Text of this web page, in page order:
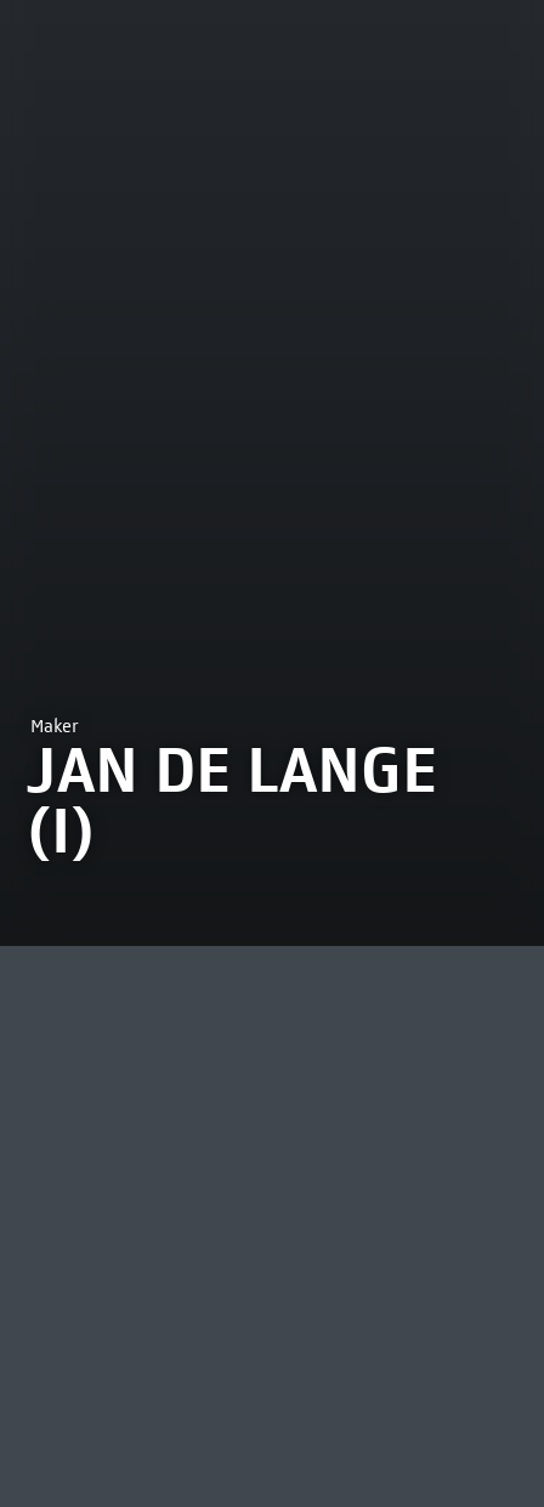
Maker
JAN DE LANGE
(I)